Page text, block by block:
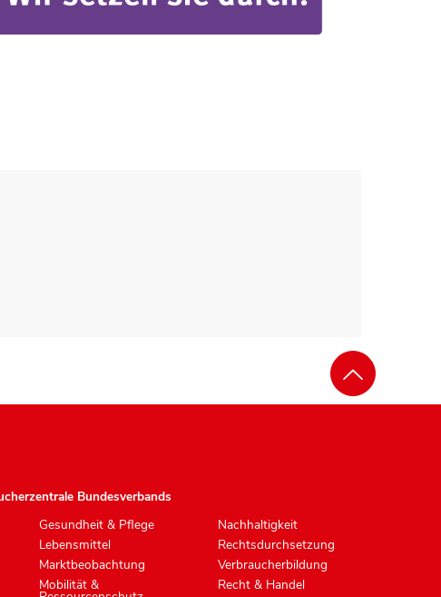
Bundesverbands
Gesundheit & Pflege
Lebensmittel
Marktbeobachtung
Mobilität &
Nachhaltigkeit
Rechtsdurchsetzung
Verbraucherbildung
Recht & Handel